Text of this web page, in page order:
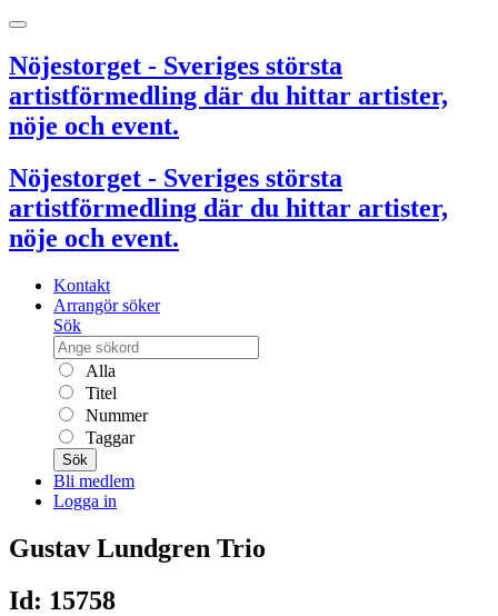
Nöjestorget - Sveriges största
artistförmedling där du hittar artister,
nöje och event.
Nöjestorget - Sveriges största
artistförmedling där du hittar artister,
nöje och event.
Kontakt
Arrangör söker
Sök
Alla
Titel
Nummer
Taggar
Sök
Bli medlem
Logga in
Gustav Lundgren Trio
Id: 15758